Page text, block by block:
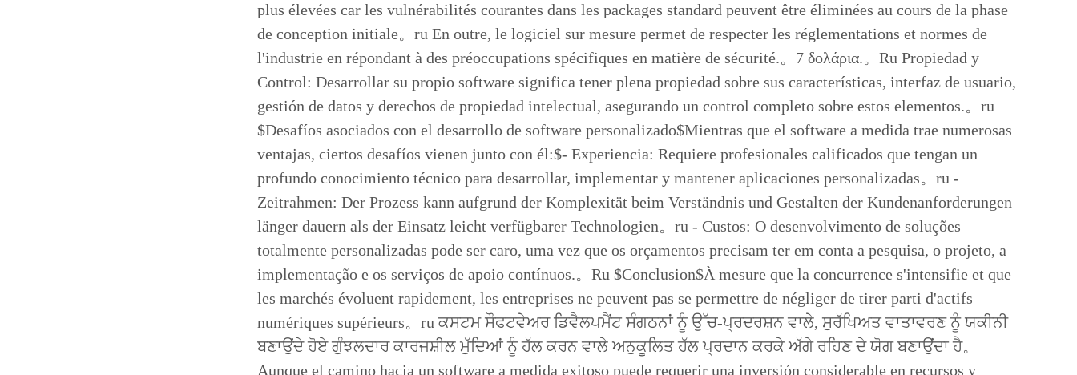
plus élevées car les vulnérabilités courantes dans les packages standard peuvent être éliminées au cours de la phase
de conception initiale。ru En outre, le logiciel sur mesure permet de respecter les réglementations et normes de
l'industrie en répondant à des préoccupations spécifiques en matière de sécurité.。7 δολάρια.。Ru Propiedad y
Control: Desarrollar su propio software significa tener plena propiedad sobre sus características, interfaz de usuario,
gestión de datos y derechos de propiedad intelectual, asegurando un control completo sobre estos elementos.。ru
$Desafíos asociados con el desarrollo de software personalizado$Mientras que el software a medida trae numerosas
ventajas, ciertos desafíos vienen junto con él:$- Experiencia: Requiere profesionales calificados que tengan un
profundo conocimiento técnico para desarrollar, implementar y mantener aplicaciones personalizadas。ru -
Zeitrahmen: Der Prozess kann aufgrund der Komplexität beim Verständnis und Gestalten der Kundenanforderungen
länger dauern als der Einsatz leicht verfügbarer Technologien。ru - Custos: O desenvolvimento de soluções
totalmente personalizadas pode ser caro, uma vez que os orçamentos precisam ter em conta a pesquisa, o projeto, a
implementação e os serviços de apoio contínuos.。Ru $Conclusion$À mesure que la concurrence s'intensifie et que
les marchés évoluent rapidement, les entreprises ne peuvent pas se permettre de négliger de tirer parti d'actifs
numériques supérieurs。ru ਕਸਟਮ ਸੌਫਟਵੇਅਰ ਡਿਵੈਲਪਮੈਂਟ ਸੰਗਠਨਾਂ ਨੂੰ ਉੱਚ-ਪ੍ਰਦਰਸ਼ਨ ਵਾਲੇ, ਸੁਰੱਖਿਅਤ ਵਾਤਾਵਰਣ ਨੂੰ ਯਕੀਨੀ
ਬਣਾਉਂਦੇ ਹੋਏ ਗੁੰਝਲਦਾਰ ਕਾਰਜਸ਼ੀਲ ਮੁੱਦਿਆਂ ਨੂੰ ਹੱਲ ਕਰਨ ਵਾਲੇ ਅਨੁਕੂਲਿਤ ਹੱਲ ਪ੍ਰਦਾਨ ਕਰਕੇ ਅੱਗੇ ਰਹਿਣ ਦੇ ਯੋਗ ਬਣਾਉਂਦਾ ਹੈ。
Aunque el camino hacia un software a medida exitoso puede requerir una inversión considerable en recursos y